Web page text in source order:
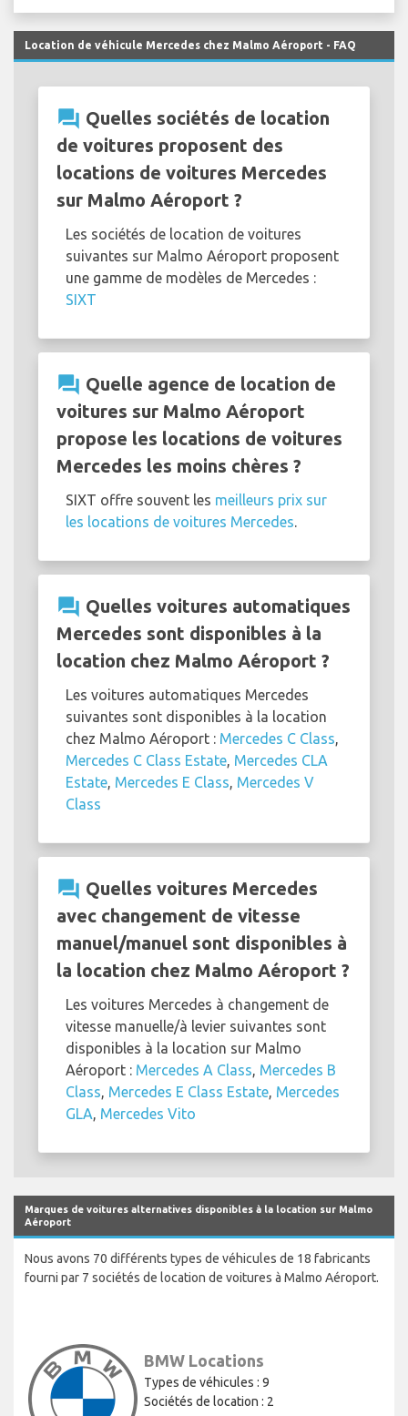
Location de véhicule Mercedes chez Malmo Aéroport - FAQ
question_answer Quelles sociétés de location
de voitures proposent des
locations de voitures Mercedes
sur Malmo Aéroport ?
Les sociétés de location de voitures
suivantes sur Malmo Aéroport proposent
une gamme de modèles de Mercedes :
SIXT
question_answer Quelle agence de location de
voitures sur Malmo Aéroport
propose les locations de voitures
Mercedes les moins chères ?
SIXT offre souvent les meilleurs prix sur
les locations de voitures Mercedes
question_answer Quelles voitures automatiques
Mercedes sont disponibles à la
location chez Malmo Aéroport ?
Les voitures automatiques Mercedes
suivantes sont disponibles à la location
chez Malmo Aéroport : Mercedes C Class
Mercedes C Class Estate Mercedes CLA
Estate Mercedes E Class Mercedes V
Class
question_answer Quelles voitures Mercedes
avec changement de vitesse
manuel/manuel sont disponibles à
la location chez Malmo Aéroport ?
Les voitures Mercedes à changement de
vitesse manuelle/à levier suivantes sont
disponibles à la location sur Malmo
Aéroport : Mercedes A Class Mercedes B
Class Mercedes E Class Estate Mercedes
GLA Mercedes Vito
Marques de voitures alternatives disponibles à la location sur Malmo
Aéroport
Nous avons 70 différents types de véhicules de 18 fabricants
fourni par 7 sociétés de location de voitures à Malmo Aéroport.
BMW Locations
Types de véhicules : 9
Sociétés de location : 2